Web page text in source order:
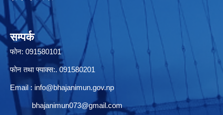
सम्पर्क
फोन: 091580101
फोन तथा फ्याक्स:. 091580201
Email : info@bhajanimun.gov.np
bhajanimun073@gmail.com